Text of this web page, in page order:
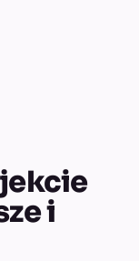
i